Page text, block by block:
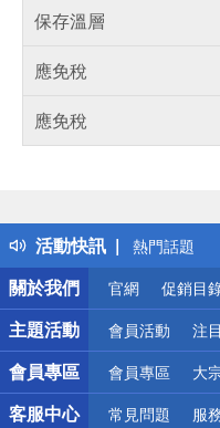
保存溫層
應免稅
應免稅
活動快訊
得獎公告
熱門話題
銀行優惠
偏遠地區配
詐騙網頁！
關於我們
官網 促銷目
主題活動 會員活動 注
會員專區 會員專區 大
客服中心 常見問題 服